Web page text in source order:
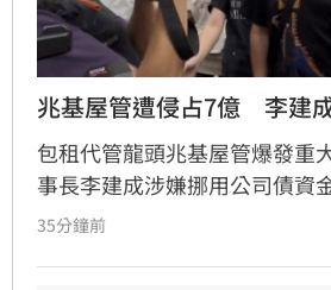
兆基屋管遭侵占7億　李建
包租代管龍頭兆基屋管爆發重
事長李建成涉嫌挪用公司債資
個人私用及支付前妻生活費，
35分鐘前